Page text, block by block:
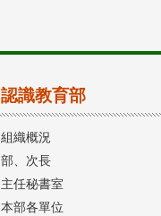
認識教育部
組織概況
部、次長
主任秘書室
本部各單位